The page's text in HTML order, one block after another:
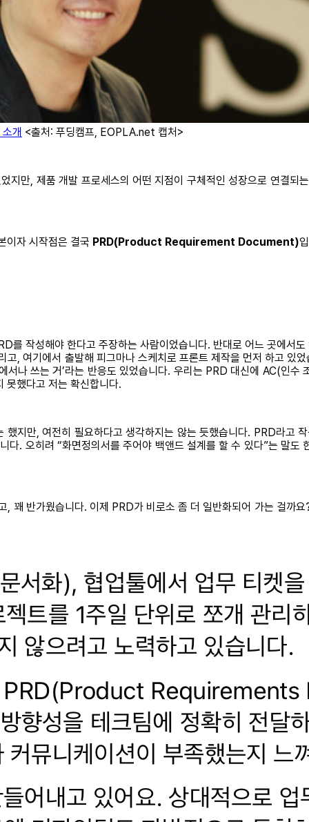
개 <출처: 푸딩캠프, EOPLA.net 캡처>
지만, 제품 개발 프로세스의 어떤 지점이 구체적인 성장으로 연결되
이자 시작점은 결국 PRD(Product Requirement Document)
작성해야 한다고 주장하는 사람이었습니다. 반대로 어느 곳에서
, 여기에서 출발해 피그마나 스케치로 프론트 제작을 먼저 하고 있
서나 쓰는 거’라는 반응도 있었습니다. 우리는 PRD 대신에 AC(
못했다고 저는 확신합니다.
지만, 여전히 필요하다고 생각하지는 않는 듯했습니다. PRD라
다. 오히려 “화면정의서를 주어야 백앤드 설계를 할 수 있다”는 말
꽤 반가웠습니다. 이제 PRD가 비로소 좀 더 일반화되어 가는 걸까